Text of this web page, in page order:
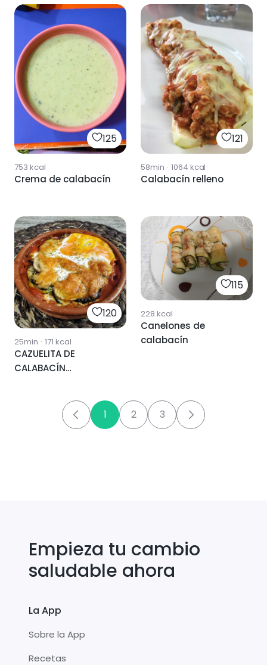
125
753 kcal
Crema de calabacín
121
58min · 1064 kcal
Calabacín relleno
120
25min · 171 kcal
CAZUELITA DE
CALABACÍN
115
228 kcal
Canelones de
calabacín
1 2 3
Empieza tu cambio
saludable ahora
La App
Sobre la App
Recetas